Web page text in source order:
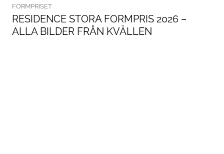
FORMPRISET
RESIDENCE STORA FORMPRIS 2026 –
ALLA BILDER FRÅN KVÄLLEN